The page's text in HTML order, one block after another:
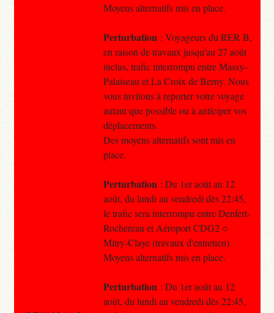
Moyens alternatifs mis en place.
Perturbation : Voyageurs du RER B,
en raison de travaux jusqu'au 27 août
inclus, trafic interrompu entre Massy–
Palaiseau et La Croix de Berny. Nous
vous invitons à reporter votre voyage
autant que possible ou à anticiper vos
déplacements.
Des moyens alternatifs sont mis en
place.
Perturbation : Du 1er août au 12
août, du lundi au vendredi dès 22:45,
le trafic sera interrompu entre Denfert-
Rochereau et Aéroport CDG2 ○
Mitry-Claye (travaux d'entretien).
Moyens alternatifs mis en place.
Perturbation : Du 1er août au 12
août, du lundi au vendredi dès 22:45,